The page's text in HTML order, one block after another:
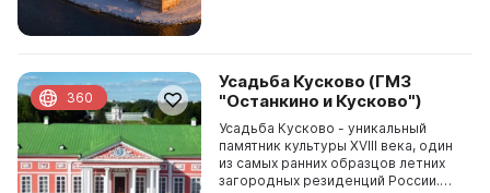
Усадьба Кусково (ГМЗ
"Останкино и Кусково")
Усадьба Кусково - уникальный
памятник культуры XVIII века, один
из самых ранних образцов летних
загородных резиденций России.
360